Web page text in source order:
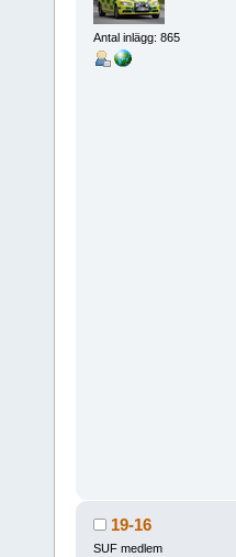
Antal inlägg: 865
19-16
SUF medlem